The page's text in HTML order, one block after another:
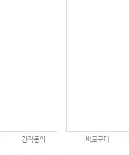
견적문의 바로구매